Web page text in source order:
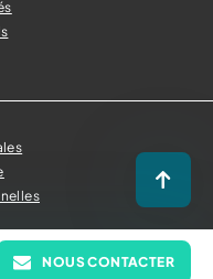
NOUS CONTACTER
Saône-et-Loire